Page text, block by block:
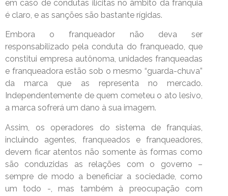
em caso de condutas ilícitas no âmbito da franquia
é claro, e as sanções são bastante rígidas.
Embora o franqueador não deva ser
responsabilizado pela conduta do franqueado, que
constitui empresa autônoma, unidades franqueadas
e franqueadora estão sob o mesmo “guarda-chuva”
da marca que as representa no mercado.
Independentemente de quem cometeu o ato lesivo,
a marca sofrerá um dano à sua imagem.
Assim, os operadores do sistema de franquias,
incluindo agentes, franqueados e franqueadores,
devem ficar atentos não somente às formas como
são conduzidas as relações com o governo –
sempre de modo a beneficiar a sociedade, como
um todo -, mas também à preocupação com